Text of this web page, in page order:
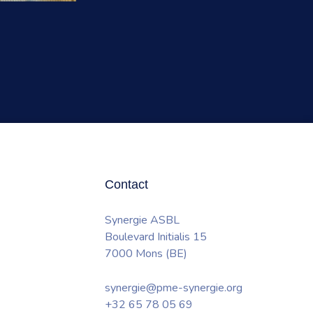
Contact
Synergie ASBL
Boulevard Initialis 15
7000 Mons (BE)
synergie@pme-synergie.org
+32 65 78 05 69